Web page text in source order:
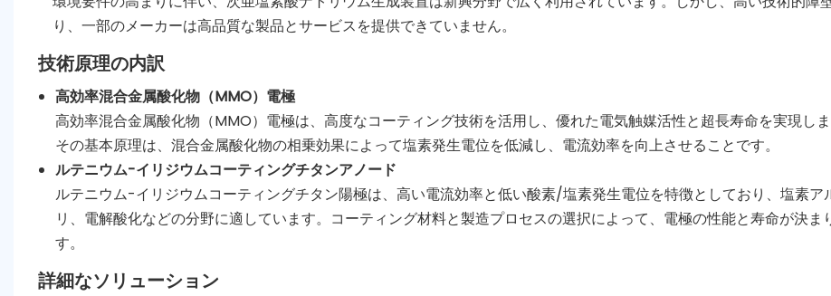
り、一部のメーカーは高品質な製品とサービスを提供できていません。
技術原理の内訳
高効率混合金属酸化物（MMO）電極
高効率混合金属酸化物（MMO）電極は、高度なコーティング技術を活用し、優れた電気触媒活性と超長寿命を実現しま
その基本原理は、混合金属酸化物の相乗効果によって塩素発生電位を低減し、電流効率を向上させることです。
ルテニウム-イリジウムコーティングチタンアノード
ルテニウム-イリジウムコーティングチタン陽極は、高い電流効率と低い酸素/塩素発生電位を特徴としており、塩素ア
リ、電解酸化などの分野に適しています。コーティング材料と製造プロセスの選択によって、電極の性能と寿命が決ま
す。
詳細なソリューション